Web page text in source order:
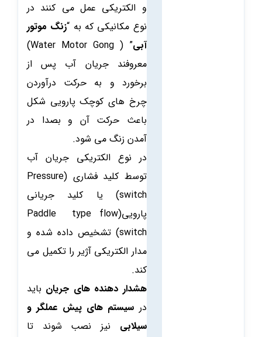
و الکتریکی عمل می کنند در
نوع مکانیکی که به “زنگ موتور
آبی
” ( Water Motor Gong)
معروفند جریان آب پس از
برخورد و به حرکت درآوردن
چرخ های کوچک پارویی شکل
باعث حرکت آن و بصدا در
آمدن زنگ می شود.
در نوع الکتریکی جریان آب
توسط کلید فشاری (Pressure
switch) یا کلید جریانی
پارویی(Paddle type flow
switch) تشخیص داده شده و
مدار الکتریکی آژیر را تکمیل می
کند.
هشدار دهنده های جریان باید
در سیستم های پیش عملگر و
سیلابی نیز نصب شوند تا